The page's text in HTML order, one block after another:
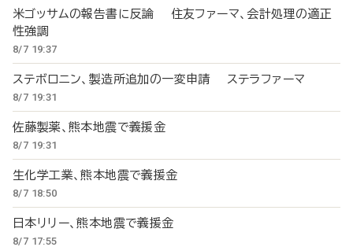
米ゴッサムの報告書に反論 住友ファーマ、会計処理の適正
性強調
8/7 19:37
ステボロニン、製造所追加の一変申請 ステラファーマ
8/7 19:31
佐藤製薬、熊本地震で義援金
8/7 19:31
生化学工業、熊本地震で義援金
8/7 18:50
日本リリー、熊本地震で義援金
8/7 17:55